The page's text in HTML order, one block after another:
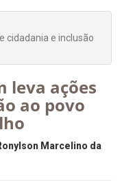
cidadania e inclusão
leva ações
ao povo
Marcelino da